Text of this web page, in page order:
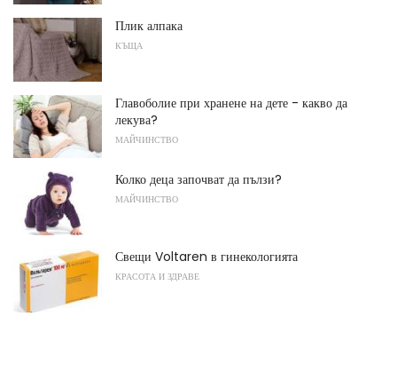
Плик алпака
КЪЩА
Главоболие при хранене на дете - какво да
лекува?
МАЙЧИНСТВО
Колко деца започват да пълзи?
МАЙЧИНСТВО
Свещи Voltaren в гинекологията
КРАСОТА И ЗДРАВЕ